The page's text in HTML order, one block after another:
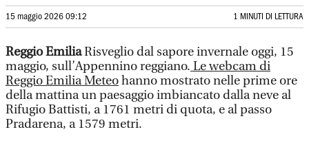
15 maggio 2026 09:12 1 MINUTI DI LETTURA
Reggio EmiliaRisveglio dal sapore invernale oggi, 15
maggio, sull’Appennino reggiano. Le webcam di
Reggio Emilia Meteohanno mostrato nelle prime ore
della mattina un paesaggio imbiancato dalla neve al
Rifugio Battisti, a 1761 metri di quota, e al passo
Pradarena, a 1579 metri.